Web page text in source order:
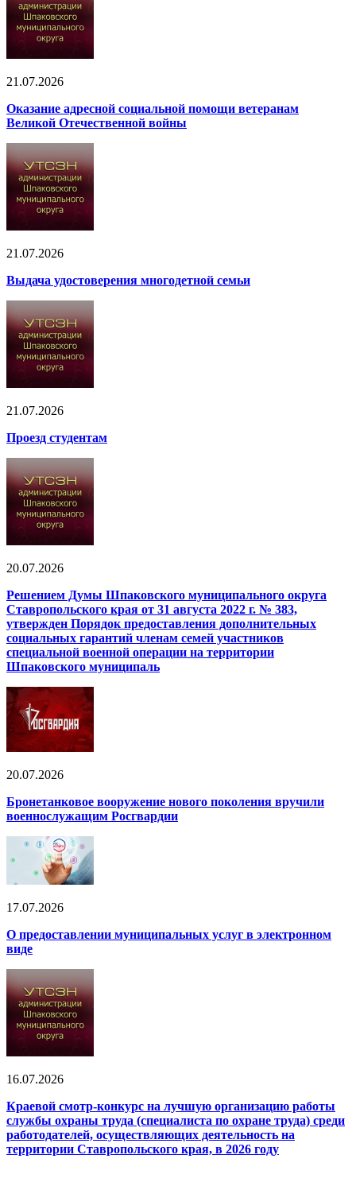
21.07.2026
Оказание адресной социальной помощи ветеранам
Великой Отечественной войны
21.07.2026
Выдача удостоверения многодетной семьи
21.07.2026
Проезд студентам
20.07.2026
Решением Думы Шпаковского муниципального округа
Ставропольского края от 31 августа 2022 г. № 383,
утвержден Порядок предоставления дополнительных
социальных гарантий членам семей участников
специальной военной операции на территории
Шпаковского муниципаль
20.07.2026
Бронетанковое вооружение нового поколения вручили
военнослужащим Росгвардии
17.07.2026
О предоставлении муниципальных услуг в электронном
виде
16.07.2026
Краевой смотр-конкурс на лучшую организацию работы
службы охраны труда (специалиста по охране труда) среди
работодателей, осуществляющих деятельность на
территории Ставропольского края, в 2026 году